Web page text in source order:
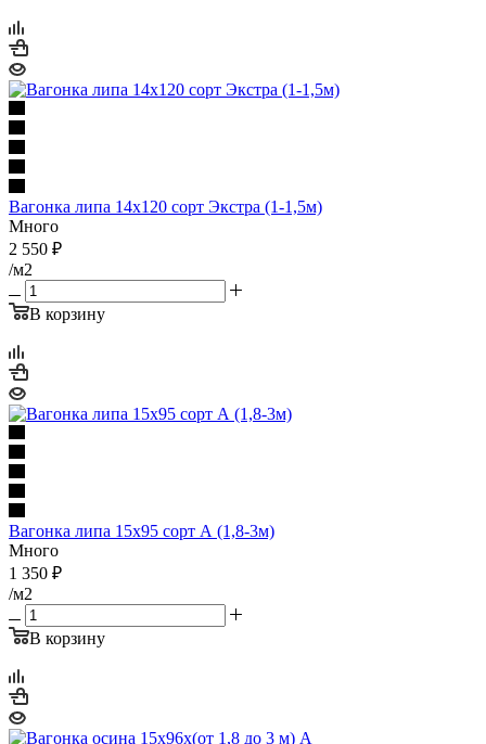
Вагонка липа 14х120 сорт Экстра (1-1,5м)
Много
2 550 ₽
/м2
В корзину
Вагонка липа 15х95 сорт А (1,8-3м)
Много
1 350 ₽
/м2
В корзину